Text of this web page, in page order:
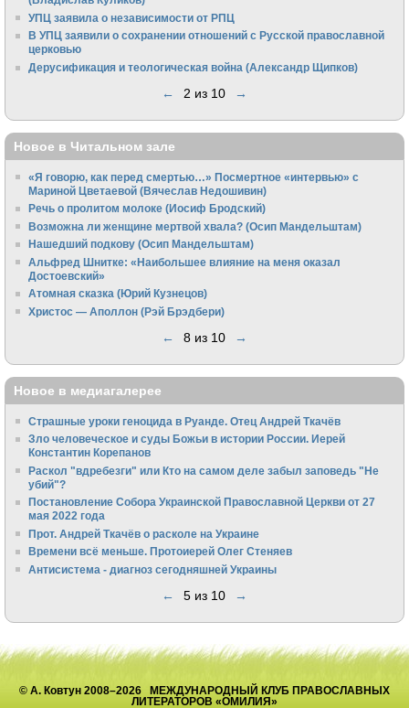
УПЦ заявила о независимости от РПЦ
В УПЦ заявили о сохранении отношений с Русской православной
церковью
Дерусификация и теологическая война (Александр Щипков)
← 2 из 10 →
Новое в Читальном зале
«Я говорю, как перед смертью…» Посмертное «интервью» с
Мариной Цветаевой (Вячеслав Недошивин)
Речь о пролитом молоке (Иосиф Бродский)
Возможна ли женщине мертвой хвала? (Осип Мандельштам)
Нашедший подкову (Осип Мандельштам)
Альфред Шнитке: «Наибольшее влияние на меня оказал
Достоевский»
Атомная сказка (Юрий Кузнецов)
Христос — Аполлон (Рэй Брэдбери)
← 8 из 10 →
Новое в медиагалерее
Страшные уроки геноцида в Руанде. Отец Андрей Ткачёв
Зло человеческое и суды Божьи в истории России. Иерей
Константин Корепанов
Раскол "вдребезги" или Кто на самом деле забыл заповедь "Не
убий"?
Постановление Собора Украинской Православной Церкви от 27
мая 2022 года
Прот. Андрей Ткачёв о расколе на Украине
Времени всё меньше. Протоиерей Олег Стеняев
Антисистема - диагноз сегодняшней Украины
← 5 из 10 →
© А. Ковтун 2008–2026 МЕЖДУНАРОДНЫЙ КЛУБ ПРАВОСЛАВНЫХ
ЛИТЕРАТОРОВ «ОМИЛИЯ»